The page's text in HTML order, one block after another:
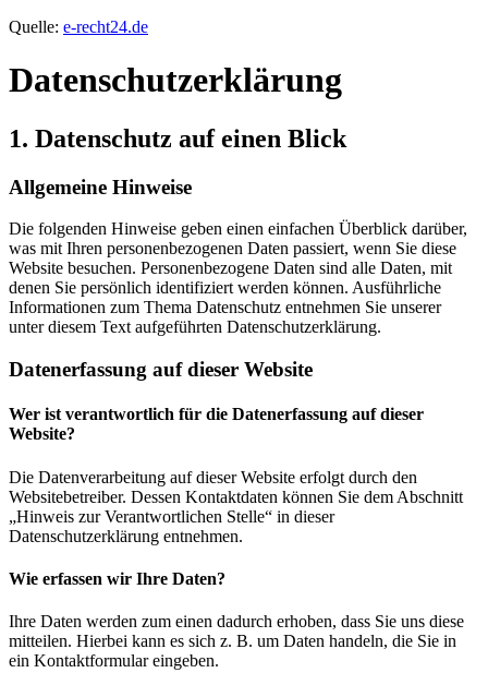
Quelle: e-recht24.de
Datenschutz­erklärung
1. Datenschutz auf einen Blick
Allgemeine Hinweise
Die folgenden Hinweise geben einen einfachen Überblick darüber,
was mit Ihren personenbezogenen Daten passiert, wenn Sie diese
Website besuchen. Personenbezogene Daten sind alle Daten, mit
denen Sie persönlich identifiziert werden können. Ausführliche
Informationen zum Thema Datenschutz entnehmen Sie unserer
unter diesem Text aufgeführten Datenschutzerklärung.
Datenerfassung auf dieser Website
Wer ist verantwortlich für die Datenerfassung auf dieser
Website?
Die Datenverarbeitung auf dieser Website erfolgt durch den
Websitebetreiber. Dessen Kontaktdaten können Sie dem Abschnitt
„Hinweis zur Verantwortlichen Stelle“ in dieser
Datenschutzerklärung entnehmen.
Wie erfassen wir Ihre Daten?
Ihre Daten werden zum einen dadurch erhoben, dass Sie uns diese
mitteilen. Hierbei kann es sich z. B. um Daten handeln, die Sie in
ein Kontaktformular eingeben.